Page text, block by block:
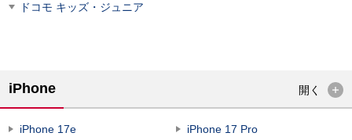
ドコモ キッズ・ジュニア
iPhone 開く
iPhone 17e
iPhone 17 Pro